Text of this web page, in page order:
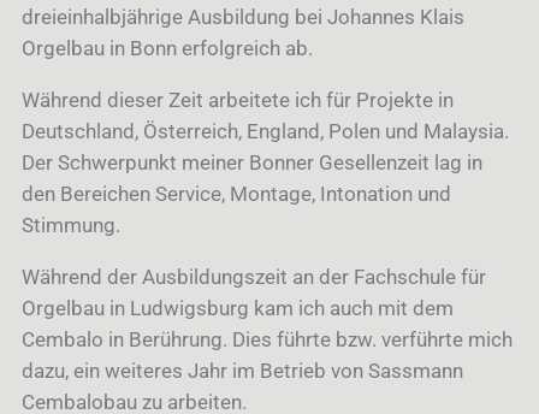
dreieinhalbjährige Ausbildung bei Johannes Klais
Orgelbau in Bonn erfolgreich ab.
Während dieser Zeit arbeitete ich für Projekte in
Deutschland, Österreich, England, Polen und Malaysia.
Der Schwerpunkt meiner Bonner Gesellenzeit lag in
den Bereichen Service, Montage, Intonation und
Stimmung.
Während der Ausbildungszeit an der Fachschule für
Orgelbau in Ludwigsburg kam ich auch mit dem
Cembalo in Berührung. Dies führte bzw. verführte mich
dazu, ein weiteres Jahr im Betrieb von Sassmann
Cembalobau zu arbeiten.